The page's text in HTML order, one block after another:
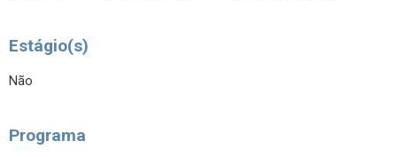
Estágio(s)
Não
Programa